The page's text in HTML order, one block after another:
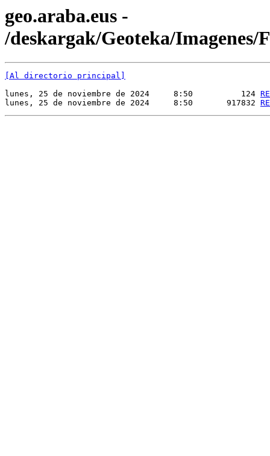
geo.araba.eus -
/deskargak/Geoteka/Imagenes/
[Al directorio principal]
lunes, 25 de noviembre de 2024     8:50          124
lunes, 25 de noviembre de 2024     8:50       917832